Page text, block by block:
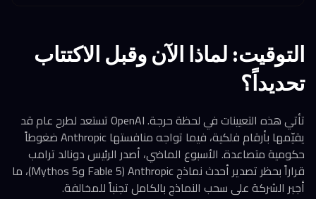
التوقيت: لماذا الآن وقبل الاكتتاب
تحديداً؟
تأتي هذه التعيينات في لحظة حرجة. OpenAI تستعد لطرح عام قد
يقيّمها بأرقام فلكية، فيما تواجه منافستها Anthropic ضغوطاً
حكومية متصاعدة. الأسبوع الماضي، أصدر الرئيس دونالد ترامب
قراراً بحظر تصدير أحدث نماذج Anthropic (Fable 5 وMythos 5)، ما
أجبر الشركة على سحب النماذج بالكامل تجنباً للمخالفة.